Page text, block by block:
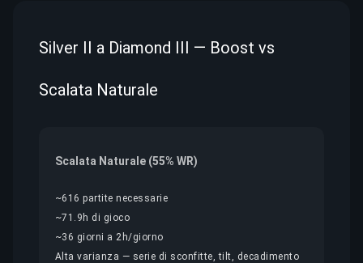
Silver II a Diamond III — Boost vs
Scalata Naturale
Scalata Naturale (55% WR)
~616 partite necessarie
~71.9h di gioco
~36 giorni a 2h/giorno
Alta varianza — serie di sconfitte, tilt, decadimento